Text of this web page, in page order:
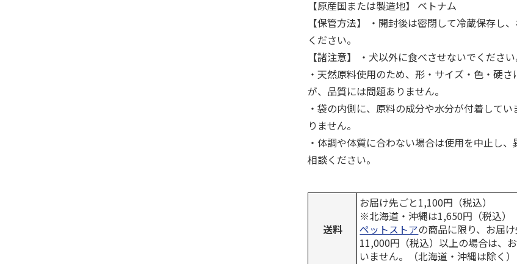
【原産国または製造地】 ベトナム
【保管方法】 ・開封後は密閉して冷蔵保存し
ください。
【諸注意】 ・犬以外に食べさせないでください
・天然原料使用のため、形・サイズ・色・硬
が、品質には問題ありません。
・袋の内側に、原料の成分や水分が付着して
りません。
・体調や体質に合わない場合は使用を中止し
相談ください。
送料
お届け先ごと1,100円（税込）
※北海道・沖縄は1,650円（税込）
ペットストアの商品に限り、お届
11,000円（税込）以上の場合は、
いません。（北海道・沖縄は除く）